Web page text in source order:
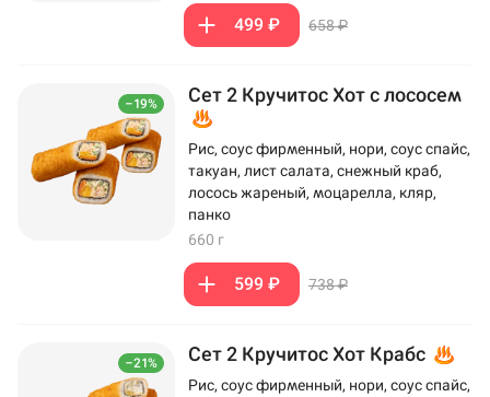
499 ₽ 658 ₽
–19% Сет 2 Кручитос Хот с лососем
Рис, соус фирменный, нори, соус спайс,
такуан, лист салата, снежный краб,
лосось жареный, моцарелла, кляр,
панко
660 г
599 ₽ 738 ₽
–21% Сет 2 Кручитос Хот Крабс
Рис, соус фирменный, нори, соус спайс,